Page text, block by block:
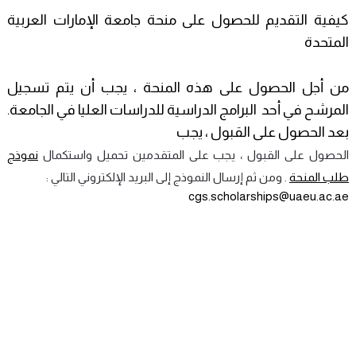
كيفية التقديم للحصول على منحة جامعة الإمارات العربية
المتحدة
من أجل الحصول على هذه المنحة ، يجب أن يتم تسجيل
المرشح في أحد البرامج الدراسية للدراسات العليا في الجامعة.
بعد الحصول على القبول ، يجب
الحصول على القبول ، يجب على المتقدمين تحميل واستكمال نموذج
طلب المنحة . ومن ثم إرسال النموذج إلى البريد الإلكتروني التالي :
cgs.scholarships@uaeu.ac.ae